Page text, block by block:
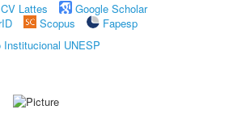
CV Lattes
Google Scholar
Scopus
Fapesp
Institucional UNESP